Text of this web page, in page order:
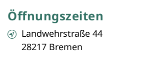
Öffnungszeiten
Landwehrstraße 44
28217 Bremen